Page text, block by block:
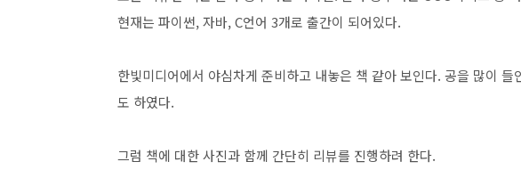
현재는 파이썬, 자바, C언어 3개로 출간이 되어있다.
한빛미디어에서 야심차게 준비하고 내놓은 책 같아 보인다. 공을 많이
도 하였다.
그럼 책에 대한 사진과 함께 간단히 리뷰를 진행하려 한다.